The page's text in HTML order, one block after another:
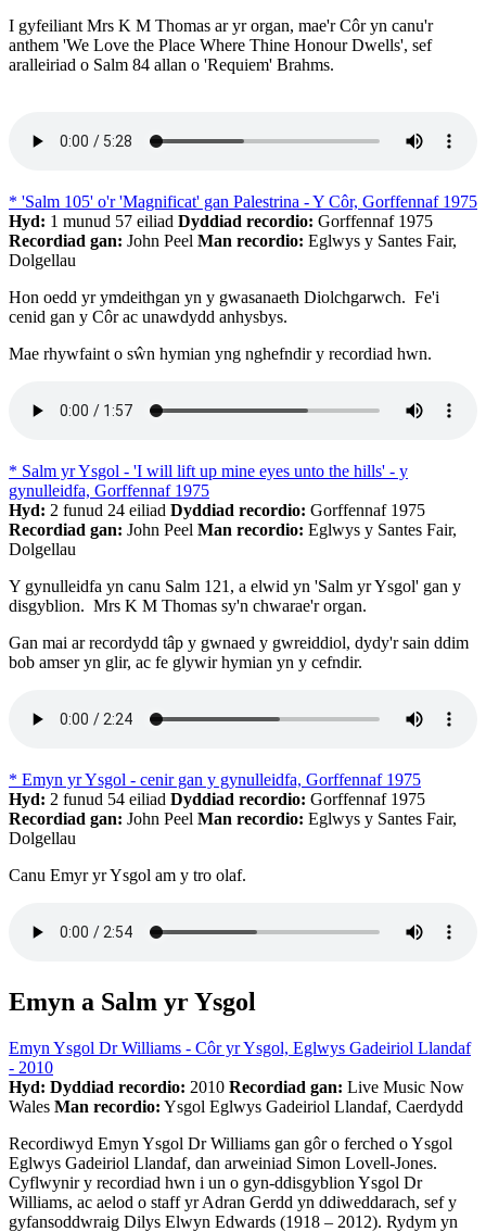
I gyfeiliant Mrs K M Thomas ar yr organ, mae'r Côr yn canu'r
anthem 'We Love the Place Where Thine Honour Dwells', sef
aralleiriad o Salm 84 allan o 'Requiem' Brahms.
* 'Salm 105' o'r 'Magnificat' gan Palestrina - Y Côr, Gorffennaf 1975
Hyd: 1 munud 57 eiliad Dyddiad recordio: Gorffennaf 1975
Recordiad gan: John Peel Man recordio: Eglwys y Santes Fair,
Dolgellau
Hon oedd yr ymdeithgan yn y gwasanaeth Diolchgarwch. Fe'i
cenid gan y Côr ac unawdydd anhysbys.
Mae rhywfaint o sŵn hymian yng nghefndir y recordiad hwn.
* Salm yr Ysgol - 'I will lift up mine eyes unto the hills' - y
gynulleidfa, Gorffennaf 1975
Hyd: 2 funud 24 eiliad Dyddiad recordio: Gorffennaf 1975
Recordiad gan: John Peel Man recordio: Eglwys y Santes Fair,
Dolgellau
Y gynulleidfa yn canu Salm 121, a elwid yn 'Salm yr Ysgol' gan y
disgyblion. Mrs K M Thomas sy'n chwarae'r organ.
Gan mai ar recordydd tâp y gwnaed y gwreiddiol, dydy'r sain ddim
bob amser yn glir, ac fe glywir hymian yn y cefndir.
* Emyn yr Ysgol - cenir gan y gynulleidfa, Gorffennaf 1975
Hyd: 2 funud 54 eiliad Dyddiad recordio: Gorffennaf 1975
Recordiad gan: John Peel Man recordio: Eglwys y Santes Fair,
Dolgellau
Canu Emyr yr Ysgol am y tro olaf.
Emyn a Salm yr Ysgol
Emyn Ysgol Dr Williams - Côr yr Ysgol, Eglwys Gadeiriol Llandaf
- 2010
Hyd: Dyddiad recordio: 2010 Recordiad gan: Live Music Now
Wales Man recordio: Ysgol Eglwys Gadeiriol Llandaf, Caerdydd
Recordiwyd Emyn Ysgol Dr Williams gan gôr o ferched o Ysgol
Eglwys Gadeiriol Llandaf, dan arweiniad Simon Lovell-Jones.
Cyflwynir y recordiad hwn i un o gyn-ddisgyblion Ysgol Dr
Williams, ac aelod o staff yr Adran Gerdd yn ddiweddarach, sef y
gyfansoddwraig Dilys Elwyn Edwards (1918 – 2012). Rydym yn